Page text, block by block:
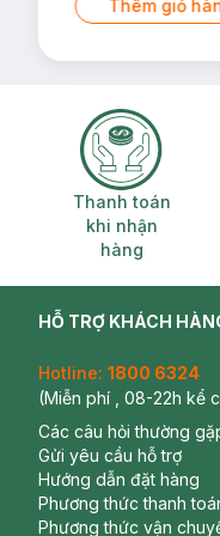
Thêm giỏ
Thanh
Thanh toán
khi nhận
hàng
HỖ TRỢ KHÁCH
Hotline: 1800 6324
(Miễn phí , 08-22h kể
Các câu hỏi thường
Gửi yêu cầu hỗ trợ
Hướng dẫn đặt hàng
Phương thức thanh
Phương thức vận